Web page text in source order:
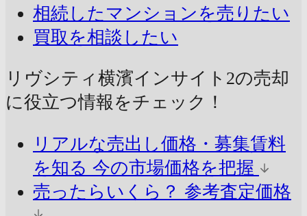
相続したマンションを売りたい
買取を相談したい
リヴシティ横濱インサイト2の売却
に役立つ情報をチェック！
リアルな売出し価格・募集賃料
を知る 今の市場価格を把握
売ったらいくら？ 参考査定価格